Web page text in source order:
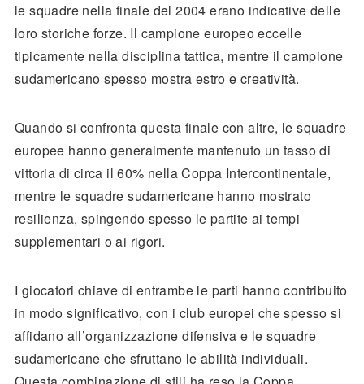
le squadre nella finale del 2004 erano indicative delle
loro storiche forze. Il campione europeo eccelle
tipicamente nella disciplina tattica, mentre il campione
sudamericano spesso mostra estro e creatività.
Quando si confronta questa finale con altre, le squadre
europee hanno generalmente mantenuto un tasso di
vittoria di circa il 60% nella Coppa Intercontinentale,
mentre le squadre sudamericane hanno mostrato
resilienza, spingendo spesso le partite ai tempi
supplementari o ai rigori.
I giocatori chiave di entrambe le parti hanno contribuito
in modo significativo, con i club europei che spesso si
affidano all’organizzazione difensiva e le squadre
sudamericane che sfruttano le abilità individuali.